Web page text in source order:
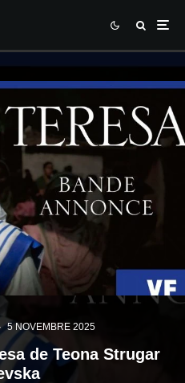
· 5 NOVEMBRE 2025
de Teona Strugar